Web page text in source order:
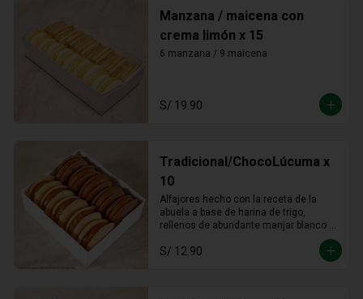
Manzana / maicena con
crema limón x 15
6 manzana / 9 maicena
S/ 19.90
Tradicional/ChocoLúcuma x
10
Alfajores hecho con la receta de la
abuela a base de harina de trigo,
rellenos de abundante manjar blanco
tradicional y manjar blanco de lúcuma
S/ 12.90